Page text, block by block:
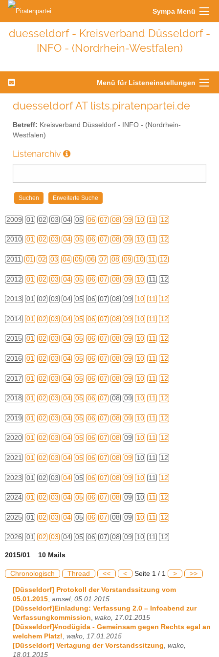
Sympa Menü
duesseldorf - Kreisverband Düsseldorf -
INFO - (Nordrhein-Westfalen)
Menü für Listeneinstellungen
duesseldorf AT lists.piratenpartei.de
Betreff: Kreisverband Düsseldorf - INFO - (Nordrhein-
Westfalen)
Listenarchiv
2009 01 02 03 04 05 06 07 08 09 10 11 12
2010 01 02 03 04 05 06 07 08 09 10 11 12
2011 01 02 03 04 05 06 07 08 09 10 11 12
2012 01 02 03 04 05 06 07 08 09 10 11 12
2013 01 02 03 04 05 06 07 08 09 10 11 12
2014 01 02 03 04 05 06 07 08 09 10 11 12
2015 01 02 03 04 05 06 07 08 09 10 11 12
2016 01 02 03 04 05 06 07 08 09 10 11 12
2017 01 02 03 04 05 06 07 08 09 10 11 12
2018 01 02 03 04 05 06 07 08 09 10 11 12
2019 01 02 03 04 05 06 07 08 09 10 11 12
2020 01 02 03 04 05 06 07 08 09 10 11 12
2021 01 02 03 04 05 06 07 08 09 10 11 12
2023 01 02 03 04 05 06 07 08 09 10 11 12
2024 01 02 03 04 05 06 07 08 09 10 11 12
2025 01 02 03 04 05 06 07 08 09 10 11 12
2026 01 02 03 04 05 06 07 08 09 10 11 12
2015/01 10 Mails
Chronologisch Thread << < Seite 1 / 1 > >>
[Düsseldorf] Protokoll der Vorstandssitzung vom
05.01.2015 amsel, 05.01.2015
[Düsseldorf]Einladung: Verfassung 2.0 – Infoabend zur
Verfassungkommission wako, 17.01.2015
[Düsseldorf]#nodügida - Gemeinsam gegen Rechts egal an
welchem Platz! wako, 17.01.2015
[Düsseldorf] Vertagung der Vorstandssitzung wako,
18.01.2015